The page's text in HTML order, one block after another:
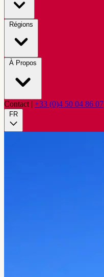
Régions
À Propos
Contact | +33 (0)4 50 04 86 07
FR